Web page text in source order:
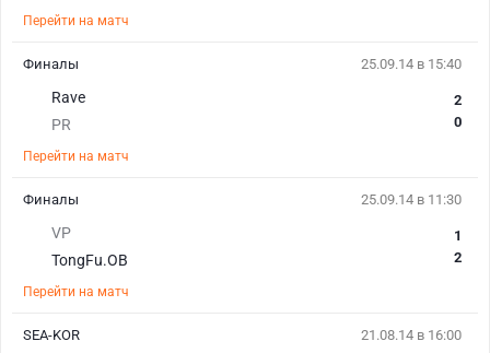
Перейти на матч
25.09.14 в 15:40
Rave
PR
2
0
Перейти на матч
Финалы
25.09.14 в 11:30
VP
TongFu.OB
1
2
Перейти на матч
Финалы
21.08.14 в 16:00
SEA-KOR